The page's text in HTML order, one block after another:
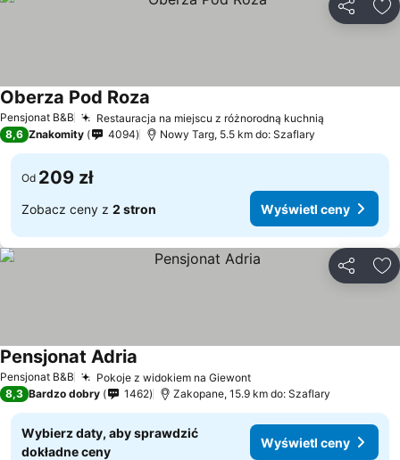
Pensjonat B&B Restauracja na miejscu z różnorodną kuchnią
Oberza Pod Roza
8,6 Znakomity 4094 Nowy Targ, 5.5 km do: Szaflary
Od 209 zł
Zobacz ceny z 2 stron Wyświetl ceny
Pensjonat B&B Pokoje z widokiem na Giewont
Pensjonat Adria
8,3 Bardzo dobry 1462 Zakopane, 15.9 km do: Szaflary
Wybierz daty, aby sprawdzić
dokładne ceny
Wyświetl ceny